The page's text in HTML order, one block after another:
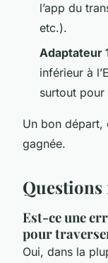
l’app du
etc.).
Adaptateur
inférieur à
surtout pour
Un bon départ,
gagnée.
Est-ce une
pour
Oui, dans la